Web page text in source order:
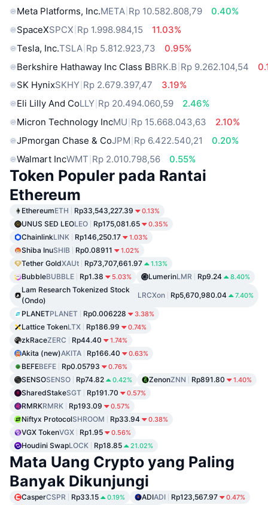
Meta Platforms, Inc.META Rp 10.582.808,79
0.40%
SpaceXSPCX Rp 1.998.984,15
11.03%
Tesla, Inc.TSLA Rp 5.812.923,73
0.95%
Berkshire Hathaway Inc Class BBRK.B Rp 9.262.104,54
SK HynixSKHY Rp 2.679.397,47
3.19%
Eli Lilly And CoLLY Rp 20.494.060,59
2.46%
Micron Technology IncMU Rp 15.668.043,63
2.10%
JPmorgan Chase & CoJPM Rp 6.422.540,21
0.20%
Walmart IncWMT Rp 2.010.798,56 0.55%
Token Populer pada Rantai
Ethereum
EthereumETH Rp33,543,227.39 0.13%
UNUS SED LEOLEO Rp175,081.65 0.35%
ChainlinkLINK Rp146,250.17 1.03%
Shiba InuSHIB Rp0.08911 1.02%
Tether GoldXAUt Rp73,707,661.97 1.13%
BubbleBUBBLE Rp1.38 5.03% LumerinLMR Rp9.24 8.40%
Lam Research Tokenized Stock
(Ondo)
LRCXon Rp5,670,980.04 7.40%
PLANETPLANET Rp0.006228 3.38%
Lattice TokenLTX Rp186.99 0.74%
zkRaceZERC Rp44.40 1.74%
Akita (new)AKITA Rp166.40 0.63%
BEFEBEFE Rp0.05793 0.76%
SENSOSENSO Rp74.82 0.42% ZenonZNN Rp891.80 1.40%
SharedStakeSGT Rp191.70 0.57%
RMRKRMRK Rp193.09 0.57%
Niftyx ProtocolSHROOM Rp33.94 0.38%
VGX TokenVGX Rp1.95 0.56%
Houdini SwapLOCK Rp18.85 21.02%
Mata Uang Crypto yang Paling
Banyak Dikunjungi
CasperCSPR Rp33.15 0.19% ADIADI Rp123,567.97 0.47%